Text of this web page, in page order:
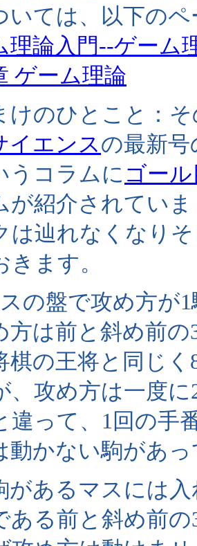
いては、以下の
理論入門--ゲーム
ゲーム理論
のひとこと：そ
イエンスの最新
うコラムに ゴー
が紹介されてい
は辿れなくなり
きます。
の盤で攻め方が
方は前と斜め前
棋の王将と同じ
、攻め方は一度
違って、1回の手
動かない駒があ
あるマスには入
ある前と斜め前